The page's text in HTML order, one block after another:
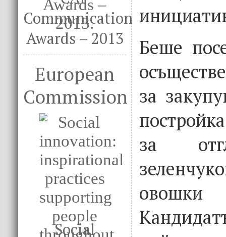
Communication
Awards – 2013
European
Commission
Social
Беше
за
за